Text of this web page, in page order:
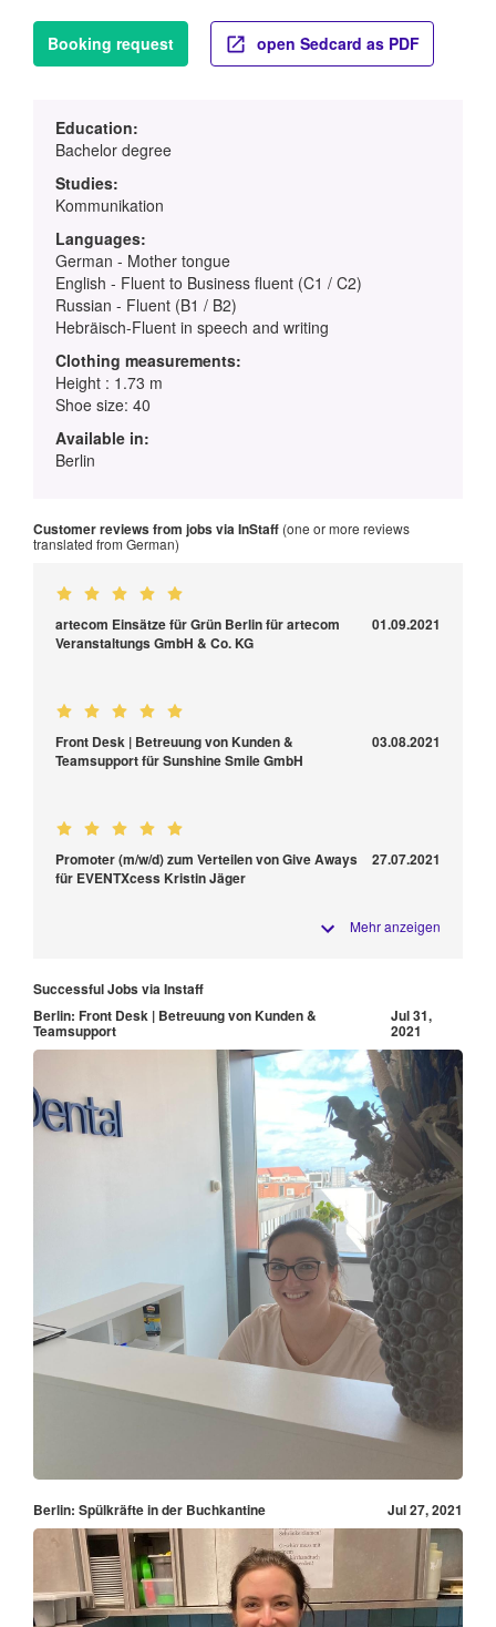
Booking request open Sedcard as PDF
Education:
Bachelor degree
Studies:
Kommunikation
Languages:
German - Mother tongue
English - Fluent to Business fluent (C1 / C2)
Russian - Fluent (B1 / B2)
Hebräisch-Fluent in speech and writing
Clothing measurements:
Height : 1.73 m
Shoe size: 40
Available in:
Berlin
Customer reviews from jobs via InStaff (one or more reviews
translated from German)
artecom Einsätze für Grün Berlin für artecom
Veranstaltungs GmbH & Co. KG
01.09.2021
Front Desk | Betreuung von Kunden &
Teamsupport für Sunshine Smile GmbH
03.08.2021
Promoter (m/w/d) zum Verteilen von Give Aways
für EVENTXcess Kristin Jäger
27.07.2021
Mehr anzeigen
Successful Jobs via Instaff
Berlin: Front Desk | Betreuung von Kunden &
Teamsupport
Jul 31,
2021
Berlin: Spülkräfte in der Buchkantine Jul 27, 2021